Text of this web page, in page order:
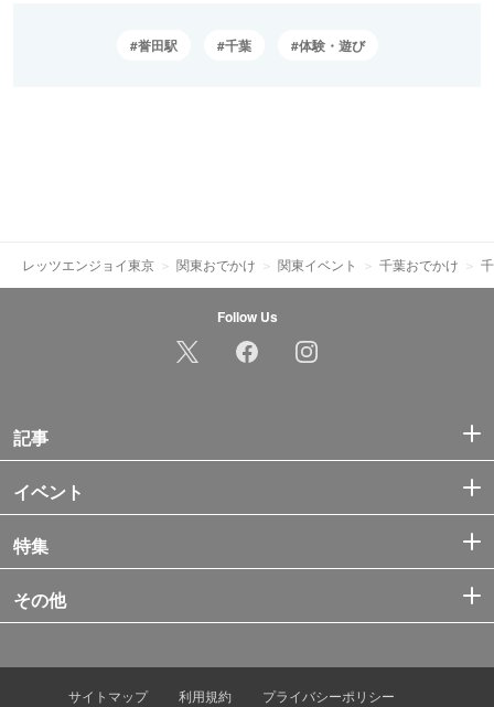
誉田駅 千葉 体験・遊び
レッツエンジョイ東京 関東おでかけ 関東イベント 千葉おでかけ
Follow Us
記事
イベント
特集
その他
サイトマップ 利用規約 プライバシーポリシー